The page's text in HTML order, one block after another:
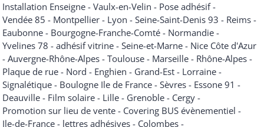
Installation Enseigne - Vaulx-en-Velin - Pose adhésif -
Vendée 85 - Montpellier - Lyon - Seine-Saint-Denis 93 - Reims -
Eaubonne - Bourgogne-Franche-Comté - Normandie -
Yvelines 78 - adhésif vitrine - Seine-et-Marne - Nice Côte d'Azur
- Auvergne-Rhône-Alpes - Toulouse - Marseille - Rhône-Alpes -
Plaque de rue - Nord - Enghien - Grand-Est - Lorraine -
Signalétique - Boulogne Ile de France - Sèvres - Essone 91 -
Deauville - Film solaire - Lille - Grenoble - Cergy -
Promotion sur lieu de vente - Covering BUS évènementiel -
Ile-de-France - lettres adhésives - Colombes -